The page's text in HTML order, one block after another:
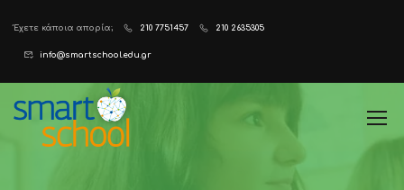
Έχετε κάποια απορία; 210 7751457 210 2635305
info@smartschool.edu.gr